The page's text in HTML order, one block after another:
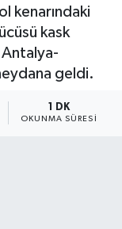
kenarındaki
kask
geldi.
1 DK
OKUNMA SÜRESI